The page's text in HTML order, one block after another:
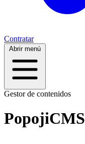
Contratar
Abrir menú
Gestor de contenidos
PopojiCMS